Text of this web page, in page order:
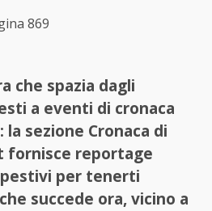
869
che spazia dagli
a eventi di cronaca
sezione Cronaca di
fornisce reportage
per tenerti
succede ora, vicino a